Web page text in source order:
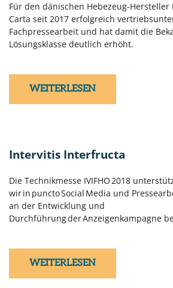
Für den dänischen Hebezeug-
Carta seit 2017 erfolgreich
Fachpressearbeit und hat damit die
Lösungsklasse deutlich erhöht.
WEITERLESEN
Intervitis Interfructa
Die Technikmesse IVIFHO 2018
wir in puncto Social Media und
an der Entwicklung und
Durchführung der Anzeigenkampagne
WEITERLESEN